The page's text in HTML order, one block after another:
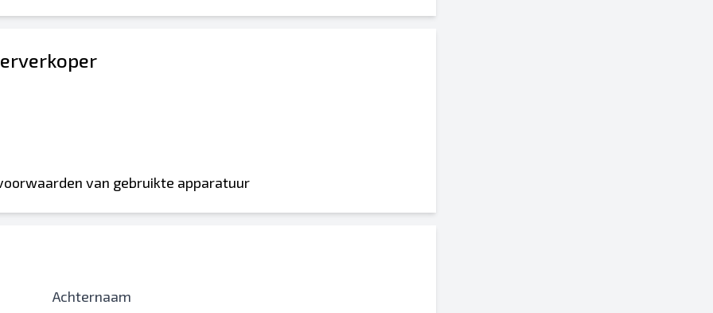
van gebruikte apparatuur
Achternaam